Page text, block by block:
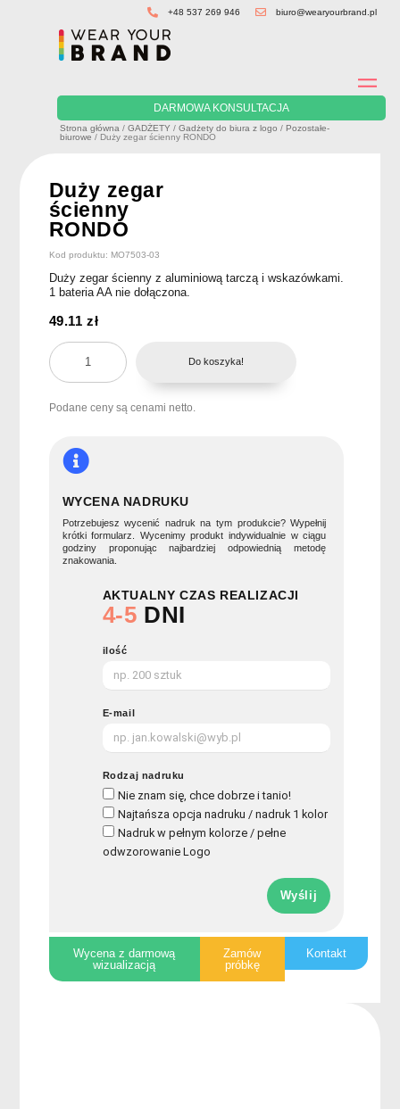
+48 537 269 946 biuro@wearyourbrand.pl
DARMOWA KONSULTACJA
Strona główna /GADŻETY /Gadżety do biura z logo / Pozostałe-
biurowe / Duży zegar ścienny RONDO
Duży zegar
ścienny
RONDO
Kod produktu: MO7503-03
Duży zegar ścienny z aluminiową tarczą i wskazówkami.
1 bateria AA nie dołączona.
49.11zł
ilość
Duży
zegar
ścienny
Do koszyka!
Podane ceny są cenami netto.
WYCENA NADRUKU
Potrzebujesz wycenić nadruk na tym produkcie? Wypełnij
krótki formularz. Wycenimy produkt indywidualnie w ciągu
godziny proponując najbardziej odpowiednią metodę
znakowania.
AKTUALNY CZAS REALIZACJI
4-5 DNI
ilość
E-mail
Rodzaj nadruku
Nie znam się, chce dobrze i tanio!
Najtańsza opcja nadruku / nadruk 1 kolor
Nadruk w pełnym kolorze / pełne
odwzorowanie Logo
Wyślij
Wycena z darmową
wizualizacją
Zamów
próbkę
Kontakt